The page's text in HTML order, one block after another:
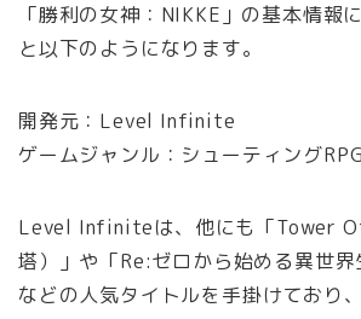
「勝利の女神：NIKKE」の基本情報
と以下のようになります。
開発元：Level Infinite
ゲームジャンル：シューティングRPG
Level Infiniteは、他にも「Tower
塔）」や「Re:ゼロから始める異世界
などの人気タイトルを手掛けており